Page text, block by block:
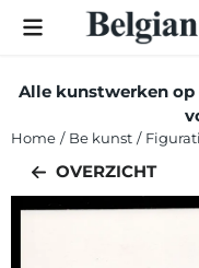
Cookievoorkeuren zijn
Alle kunstwerken
Home / Be kunst /
OVERZICHT